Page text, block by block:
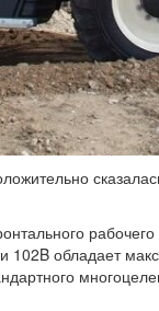
102B обладает